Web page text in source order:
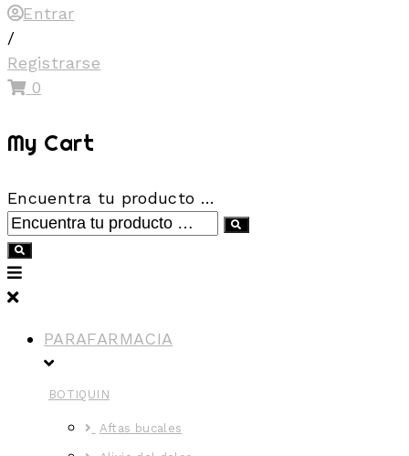
Entrar
/
Registrarse
0
My Cart
Encuentra tu producto …
PARAFARMACIA
BOTIQUIN
Aftas bucales